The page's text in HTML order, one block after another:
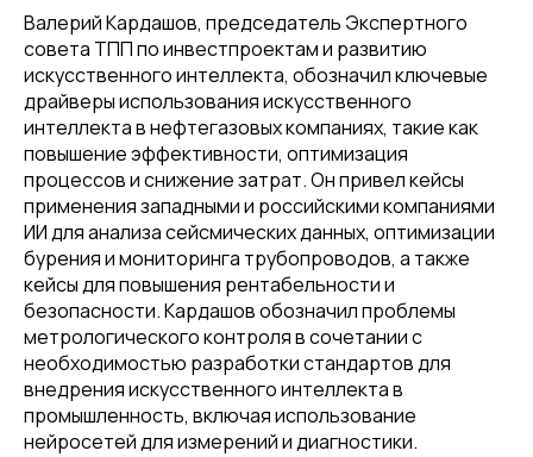
Валерий Кардашов, председатель Экспертного
совета ТПП по инвестпроектам и развитию
искусственного интеллекта, обозначил ключевые
драйверы использования искусственного
интеллекта в нефтегазовых компаниях, такие как
повышение эффективности, оптимизация
процессов и снижение затрат. Он привел кейсы
применения западными и российскими компаниями
ИИ для анализа сейсмических данных, оптимизации
бурения и мониторинга трубопроводов, а также
кейсы для повышения рентабельности и
безопасности. Кардашов обозначил проблемы
метрологического контроля в сочетании с
необходимостью разработки стандартов для
внедрения искусственного интеллекта в
промышленность, включая использование
нейросетей для измерений и диагностики.